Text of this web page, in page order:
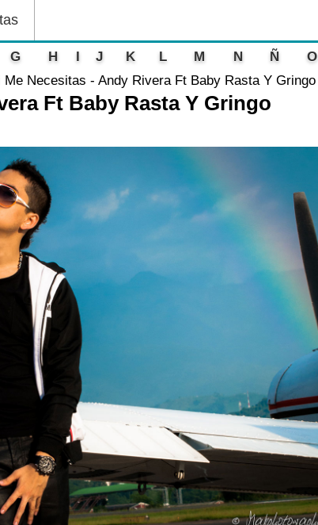
G H I J K L M N Ñ O
Me Necesitas - Andy Rivera Ft Baby Rasta Y Gringo
Ft Baby Rasta Y Gringo